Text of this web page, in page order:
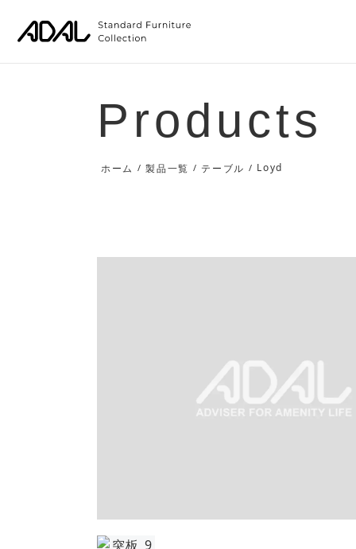
Products
ホーム / 製品一覧 / テーブル / Loyd